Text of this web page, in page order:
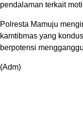
pendalaman terkait
Polresta Mamuju
kamtibmas yang
berpotensi
(Adm)